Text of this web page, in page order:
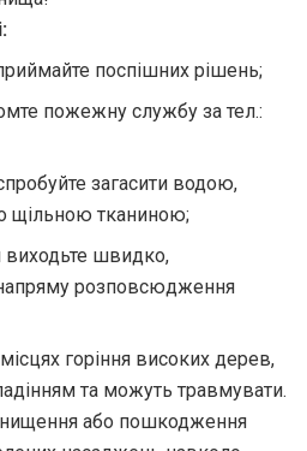
поспішних рішень;
пожежну службу за тел.:
загасити водою,
щільною тканиною;
виходьте швидко,
розповсюдження
горіння високих дерев,
та можуть травмувати.
або пошкодження